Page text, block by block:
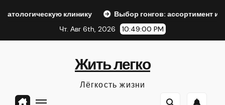
клинику
Выбор гонгов: ассортимент и
Чт. Авг 6th, 2026
10:49:01 PM
Жить легко
Лёгкость жизни